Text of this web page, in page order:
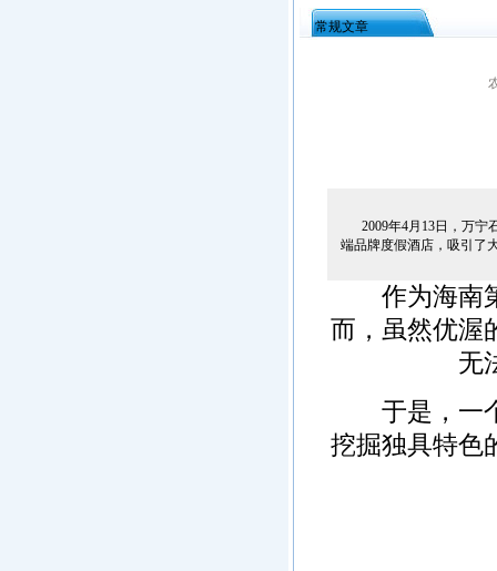
常规文章
2009年4月13日，万宁石
端品牌度假酒店，吸引
作为海南第
而，虽然优渥
无
于是，一个
挖掘独具特色